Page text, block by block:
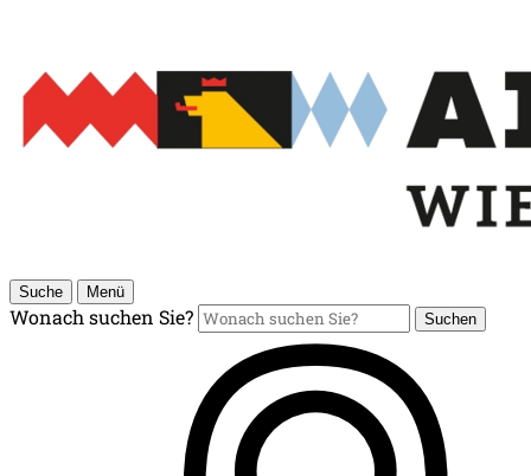
Suche Menü
Wonach suchen Sie? Suchen